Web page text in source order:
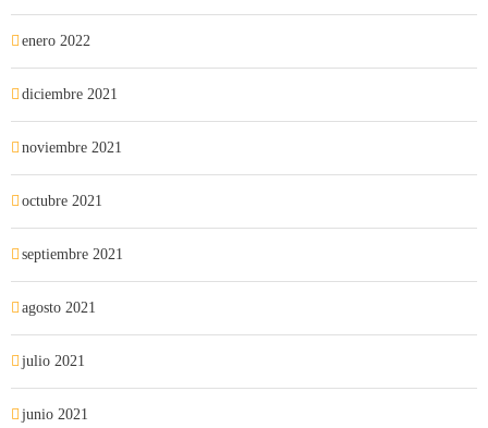
enero 2022
diciembre 2021
noviembre 2021
octubre 2021
septiembre 2021
agosto 2021
julio 2021
junio 2021